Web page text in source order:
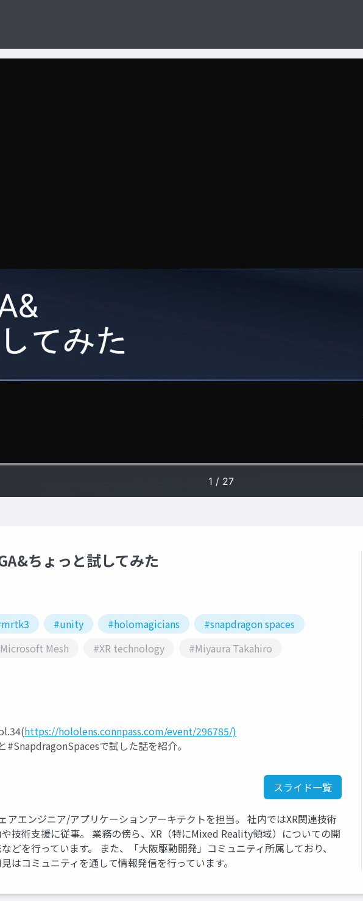
ちょっと試してみた
#unity #holomagicians
#snapdragon spaces
Mesh #XR technology
#Miyaura Takahiro
https://hololens.connpass.com/event/296785/)
#SnapdragonSpacesで試した話を紹介。
スライド一覧
アエンジニア/アプリケーションアーキテクトを担当。 社内ではXR関連技術
技術支援に従事。 業務の傍ら、XR（特にMixed Reality領域）についての開
どを行っています。 また、「大阪駆動開発」コミュニティ所属しており、
はコミュニティを通して情報発信を行っています。